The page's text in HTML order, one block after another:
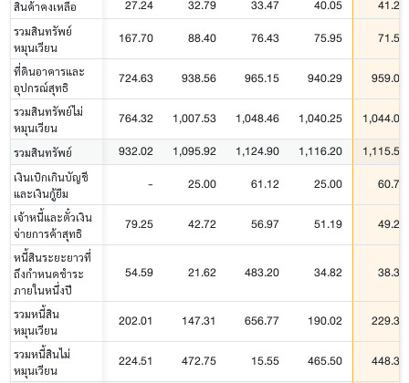
สินค้าคงเหลือ 27.24 32.79 33.47 40.05 41.25
รวมสินทรัพย์
หมุนเวียน
167.70 88.40 76.43 75.95 71.51
ที่ดินอาคารและ
อุปกรณ์สุทธิ
724.63 938.56 965.15 940.29 959.08
รวมสินทรัพย์ไม่
หมุนเวียน
764.32 1,007.53 1,048.46 1,040.25 1,044.00
รวมสินทรัพย์ 932.02 1,095.92 1,124.90 1,116.20 1,115.51
เงินเบิกเกินบัญชี
และเงินกู้ยืม
- 25.00 61.12 25.00 60.79
เจ้าหนี้และตั๋วเงิน
จ่ายการค้าสุทธิ
79.25 42.72 56.97 51.19 49.24
หนี้สินระยะยาวที่
ถึงกำหนดชำระ
ภายในหนึ่งปี
54.59 21.62 483.20 34.82 38.37
รวมหนี้สิน
หมุนเวียน
202.01 147.31 656.77 190.02 229.31
รวมหนี้สินไม่
หมุนเวียน
224.51 472.75 15.55 465.50 448.32